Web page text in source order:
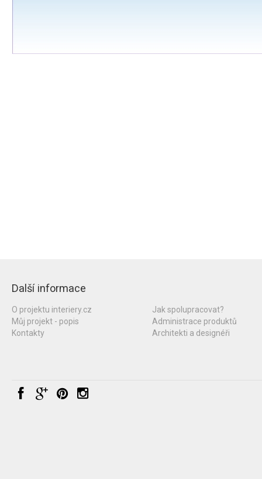
Další informace
O projektu interiery.cz
Můj projekt - popis
Kontakty
Jak spolupracovat?
Administrace produktů
Architekti a designéři